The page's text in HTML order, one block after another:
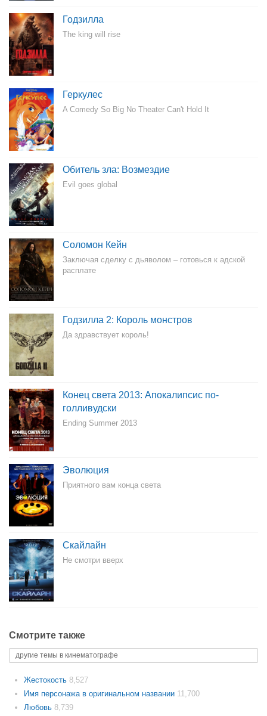
Годзилла
The king will rise
Геркулес
A Comedy So Big No Theater Can't Hold It
Обитель зла: Возмездие
Evil goes global
Соломон Кейн
Заключая сделку с дьяволом – готовься к адской
расплате
Годзилла 2: Король монстров
Да здравствует король!
Конец света 2013: Апокалипсис по-
голливудски
Ending Summer 2013
Эволюция
Приятного вам конца света
Скайлайн
Не смотри вверх
Смотрите также
другие темы в кинематографе
Жестокость 8,527
Имя персонажа в оригинальном названии 11,700
Любовь 8,739